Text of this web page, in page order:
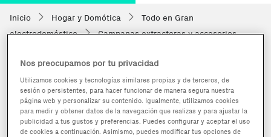
Inicio Hogar y Domótica
Todo en Gran
electrodoméstico
Campanas extractoras y accesorios
Nos preocupamos por tu privacidad
Utilizamos cookies y tecnologías similares propias y de terceros, de
sesión o persistentes, para hacer funcionar de manera segura nuestra
página web y personalizar su contenido. Igualmente, utilizamos cookies
para medir y obtener datos de la navegación que realizas y para ajustar la
publicidad a tus gustos y preferencias. Puedes configurar y aceptar el uso
de cookies a continuación. Asimismo, puedes modificar tus opciones de